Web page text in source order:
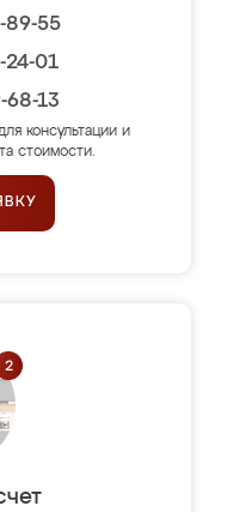
89-55
24-01
68-13
консультации и
стоимости.